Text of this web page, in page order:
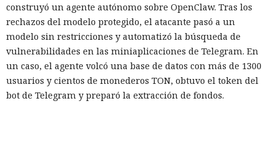
construyó un agente autónomo sobre OpenClaw. Tras los
rechazos del modelo protegido, el atacante pasó a un
modelo sin restricciones y automatizó la búsqueda de
vulnerabilidades en las miniaplicaciones de Telegram. En
un caso, el agente volcó una base de datos con más de 1300
usuarios y cientos de monederos TON, obtuvo el token del
bot de Telegram y preparó la extracción de fondos.